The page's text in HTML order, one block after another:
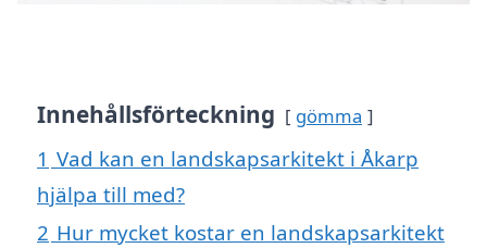
Innehållsförteckning gömma
1 Vad kan en landskapsarkitekt i Åkarp
hjälpa till med?
2 Hur mycket kostar en landskapsarkitekt